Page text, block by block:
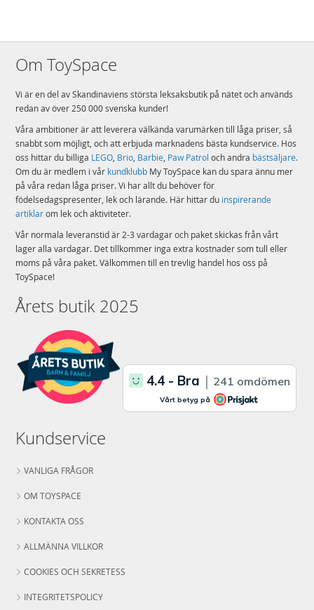
Om ToySpace
Vi är en del av Skandinaviens största leksaksbutik på nätet och används
redan av över 250 000 svenska kunder!
Våra ambitioner är att leverera välkända varumärken till låga priser, så
snabbt som möjligt, och att erbjuda marknadens bästa kundservice. Hos
oss hittar du billiga LEGO Brio Barbie Paw Patrol och andra bästsäljare.
Om du är medlem i vår kundklubb My ToySpace kan du spara ännu mer
på våra redan låga priser. Vi har allt du behöver för
födelsedagspresenter, lek och lärande. Här hittar du inspirerande
artiklarom lek och aktiviteter.
Vår normala leveranstid är 2-3 vardagar och paket skickas från vårt
lager alla vardagar. Det tillkommer inga extra kostnader som tull eller
moms på våra paket. Välkommen till en trevlig handel hos oss på
ToySpace!
Årets butik 2025
Kundservice
VANLIGA FRÅGOR
OM TOYSPACE
KONTAKTA OSS
ALLMÄNNA VILLKOR
COOKIES OCH SEKRETESS
INTEGRITETSPOLICY